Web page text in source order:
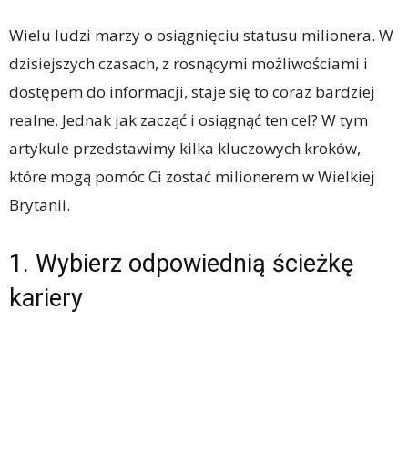
Wielu ludzi marzy o osiągnięciu statusu milionera. W
dzisiejszych czasach, z rosnącymi możliwościami i
dostępem do informacji, staje się to coraz bardziej
realne. Jednak jak zacząć i osiągnąć ten cel? W tym
artykule przedstawimy kilka kluczowych kroków,
które mogą pomóc Ci zostać milionerem w Wielkiej
Brytanii.
1. Wybierz odpowiednią ścieżkę
kariery